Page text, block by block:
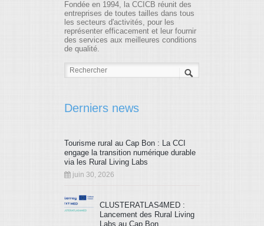
Fondée en 1994, la CCICB réunit des
entreprises de toutes tailles dans tous
les secteurs d'activités, pour les
représenter efficacement et leur fournir
des services aux meilleures conditions
de qualité.
Derniers news
Tourisme rural au Cap Bon : La CCI
engage la transition numérique durable
via les Rural Living Labs
juin 30, 2026
CLUSTERATLAS4MED :
Lancement des Rural Living
Labs au Cap Bon